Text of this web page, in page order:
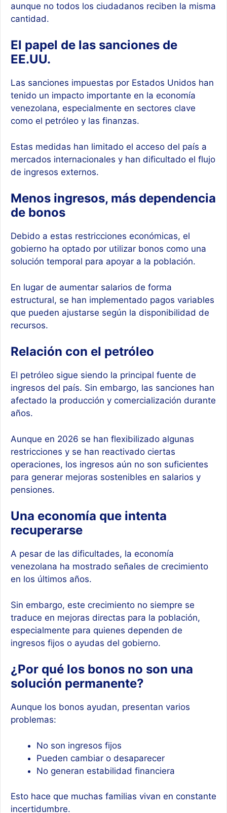
aunque no todos los ciudadanos reciben la misma
cantidad.
El papel de las sanciones de
EE.UU.
Las sanciones impuestas por Estados Unidos han
tenido un impacto importante en la economía
venezolana, especialmente en sectores clave
como el petróleo y las finanzas.
Estas medidas han limitado el acceso del país a
mercados internacionales y han dificultado el flujo
de ingresos externos.
Menos ingresos, más dependencia
de bonos
Debido a estas restricciones económicas, el
gobierno ha optado por utilizar bonos como una
solución temporal para apoyar a la población.
En lugar de aumentar salarios de forma
estructural, se han implementado pagos variables
que pueden ajustarse según la disponibilidad de
recursos.
Relación con el petróleo
El petróleo sigue siendo la principal fuente de
ingresos del país. Sin embargo, las sanciones han
afectado la producción y comercialización durante
años.
Aunque en 2026 se han flexibilizado algunas
restricciones y se han reactivado ciertas
operaciones, los ingresos aún no son suficientes
para generar mejoras sostenibles en salarios y
pensiones.
Una economía que intenta
recuperarse
A pesar de las dificultades, la economía
venezolana ha mostrado señales de crecimiento
en los últimos años.
Sin embargo, este crecimiento no siempre se
traduce en mejoras directas para la población,
especialmente para quienes dependen de
ingresos fijos o ayudas del gobierno.
¿Por qué los bonos no son una
solución permanente?
Aunque los bonos ayudan, presentan varios
problemas:
No son ingresos fijos
Pueden cambiar o desaparecer
No generan estabilidad financiera
Esto hace que muchas familias vivan en constante
incertidumbre.